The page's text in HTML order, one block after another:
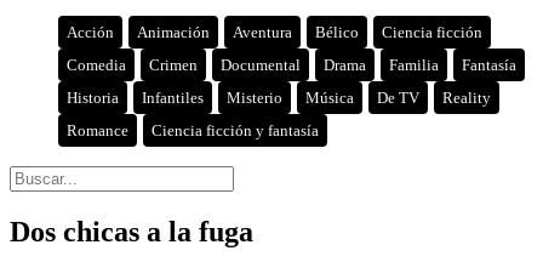
Acción Animación Aventura Bélico
Ciencia ficción
Comedia
Crimen Documental Drama Familia
Fantasía
Historia
Infantiles Misterio Música De TV
Reality
Romance
Ciencia ficción y fantasía
Dos chicas a la fuga